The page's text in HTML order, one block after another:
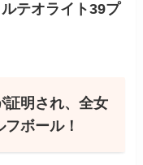
ルテオライト39プ
証明され、全女
ボール！